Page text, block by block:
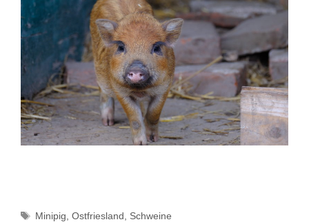
Schlagwörter
Minipig ,Ostfriesland Schweine